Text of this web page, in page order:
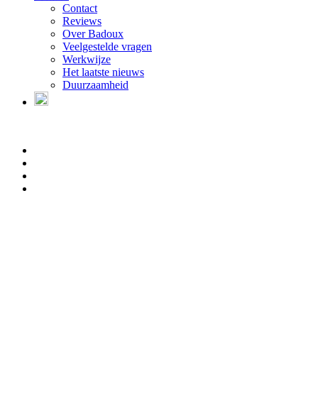
Contact
Reviews
Over Badoux
Veelgestelde vragen
Werkwijze
Het laatste nieuws
Duurzaamheid